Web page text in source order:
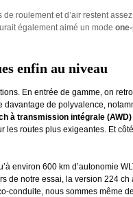
roulement et d’air restent
également aimé un mode
enfin au niveau
En entrée de gamme, on
davantage de polyvalence,
à transmission intégrale (AWD)
les routes plus exigeantes. Et
environ 600 km d’autonomie
de notre essai, la version 224
conduite, nous sommes même